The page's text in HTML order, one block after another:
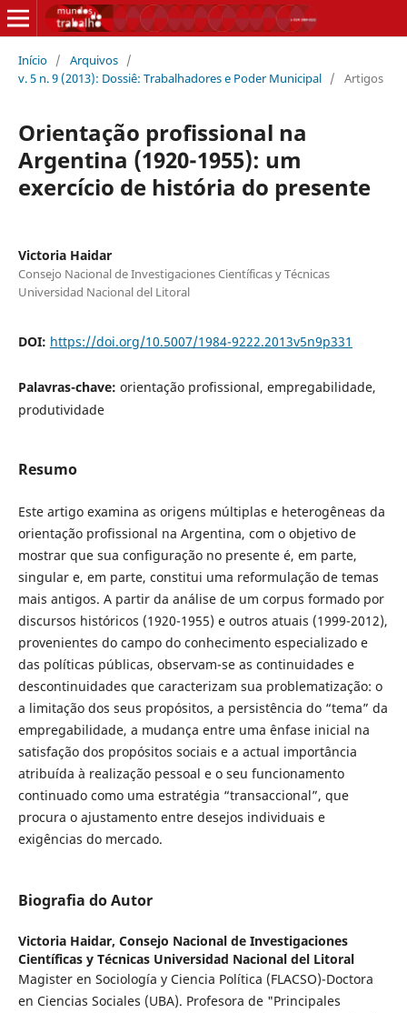
Início / Arquivos /
v. 5 n. 9 (2013): Dossiê: Trabalhadores e Poder Municipal / Artigos
Orientação profissional na
Argentina (1920-1955): um
exercício de história do presente
Victoria Haidar
Consejo Nacional de Investigaciones Científicas y Técnicas
Universidad Nacional del Litoral
DOI: https://doi.org/10.5007/1984-9222.2013v5n9p331
Palavras-chave: orientação profissional, empregabilidade,
produtividade
Resumo
Este artigo examina as origens múltiplas e heterogêneas da
orientação profissional na Argentina, com o objetivo de
mostrar que sua configuração no presente é, em parte,
singular e, em parte, constitui uma reformulação de temas
mais antigos. A partir da análise de um corpus formado por
discursos históricos (1920-1955) e outros atuais (1999-2012),
provenientes do campo do conhecimento especializado e
das políticas públicas, observam-se as continuidades e
descontinuidades que caracterizam sua problematização: o
a limitação dos seus propósitos, a persistência do “tema” da
empregabilidade, a mudança entre uma ênfase inicial na
satisfação dos propósitos sociais e a actual importância
atribuída à realização pessoal e o seu funcionamento
continuado como uma estratégia “transaccional”, que
procura o ajustamento entre desejos individuais e
exigências do mercado.
Biografia do Autor
Victoria Haidar, Consejo Nacional de Investigaciones
Científicas y Técnicas Universidad Nacional del Litoral
Magister en Sociología y Ciencia Política (FLACSO)-Doctora
en Ciencias Sociales (UBA). Profesora de "Principales